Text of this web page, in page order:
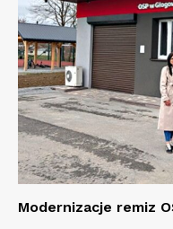
Modernizacje remiz